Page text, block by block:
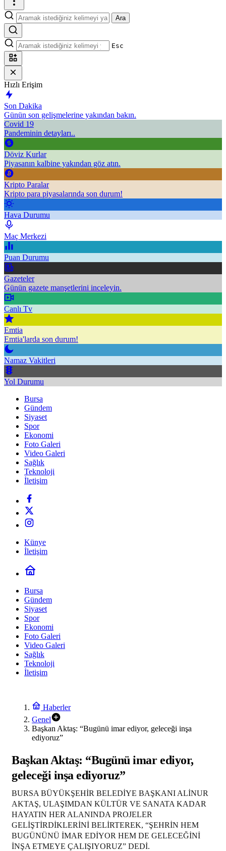
Ara
Esc
Hızlı Erişim
Son Dakika
Günün son gelişmelerine yakından bakın.
Covid 19
Pandeminin detayları..
Döviz Kurlar
Piyasanın kalbine yakından göz atın.
Kripto Paralar
Kripto para piyasalarında son durum!
Hava Durumu
Maç Merkezi
Puan Durumu
Gazeteler
Günün gazete manşetlerini inceleyin.
Canlı Tv
Emtia
Emtia'larda son durum!
Namaz Vakitleri
Yol Durumu
Bursa
Gündem
Siyaset
Spor
Ekonomi
Foto Galeri
Video Galeri
Sağlık
Teknoloji
İletişim
Künye
İletişim
Bursa
Gündem
Siyaset
Spor
Ekonomi
Foto Galeri
Video Galeri
Sağlık
Teknoloji
İletişim
Haberler
Genel
Başkan Aktaş: “Bugünü imar ediyor, geleceği inşa
ediyoruz”
Başkan Aktaş: “Bugünü imar ediyor,
geleceği inşa ediyoruz”
BURSA BÜYÜKŞEHİR BELEDİYE BAŞKANI ALİNUR
AKTAŞ, ULAŞIMDAN KÜLTÜR VE SANATA KADAR
HAYATIN HER ALANINDA PROJELER
GELİŞTİRDİKLERİNİ BELİRTEREK, “ŞEHRİN HEM
BUGÜNÜNÜ İMAR EDİYOR HEM DE GELECEĞİNİ
İNŞA ETMEYE ÇALIŞIYORUZ” DEDİ.